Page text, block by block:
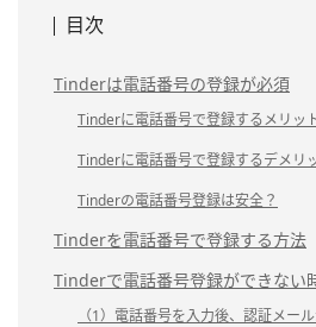
目次
Tinderは電話番号の登録が必須
Tinderに電話番号で登録するメリッ
Tinderに電話番号で登録するデメリ
Tinderの電話番号登録は安全？
Tinderを電話番号で登録する方法
Tinderで電話番号登録ができない
（1）電話番号を入力後、認証メー